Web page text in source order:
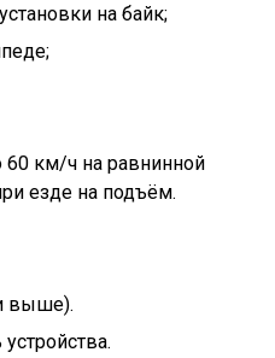
на байк;
60 км/ч на равнинной
езде на подъём.
выше).